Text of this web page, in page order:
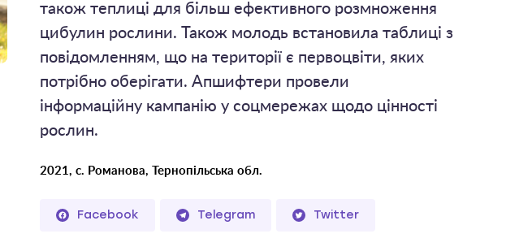
також теплиці для більш ефективного розмноження
цибулин рослини. Також молодь встановила таблиці з
повідомленням, що на території є первоцвіти, яких
потрібно оберігати. Апшифтери провели
інформаційну кампанію у соцмережах щодо цінності
рослин.
2021, с. Романова, Тернопільська обл.
Facebook Telegram Twitter